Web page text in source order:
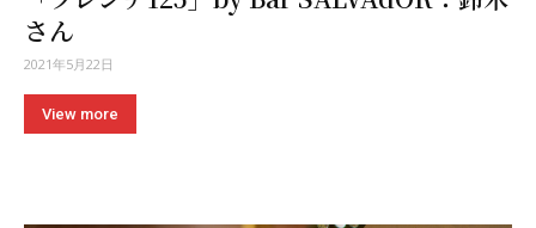
さん
2021年5月22日
View more